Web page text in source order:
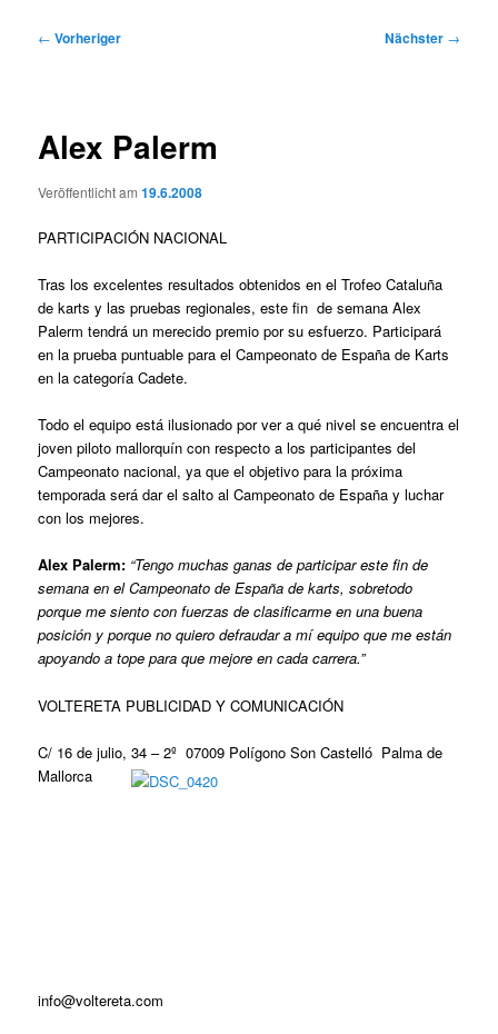
Beitragsnavigation
← Vorheriger Nächster →
Alex Palerm
Veröffentlicht am19.6.2008
PARTICIPACIÓN NACIONAL
Tras los excelentes resultados obtenidos en el Trofeo Cataluña
de karts y las pruebas regionales, este fin de semana Alex
Palerm tendrá un merecido premio por su esfuerzo. Participará
en la prueba puntuable para el Campeonato de España de Karts
en la categoría Cadete.
Todo el equipo está ilusionado por ver a qué nivel se encuentra el
joven piloto mallorquín con respecto a los participantes del
Campeonato nacional, ya que el objetivo para la próxima
temporada será dar el salto al Campeonato de España y luchar
con los mejores.
Alex Palerm: “Tengo muchas ganas de participar este fin de
semana en el Campeonato de España de karts, sobretodo
porque me siento con fuerzas de clasificarme en una buena
posición y porque no quiero defraudar a mí equipo que me están
apoyando a tope para que mejore en cada carrera.”
VOLTERETA PUBLICIDAD Y COMUNICACIÓN
C/ 16 de julio, 34 – 2º07009 Polígono Son Castelló Palma de
Mallorca
info@voltereta.com